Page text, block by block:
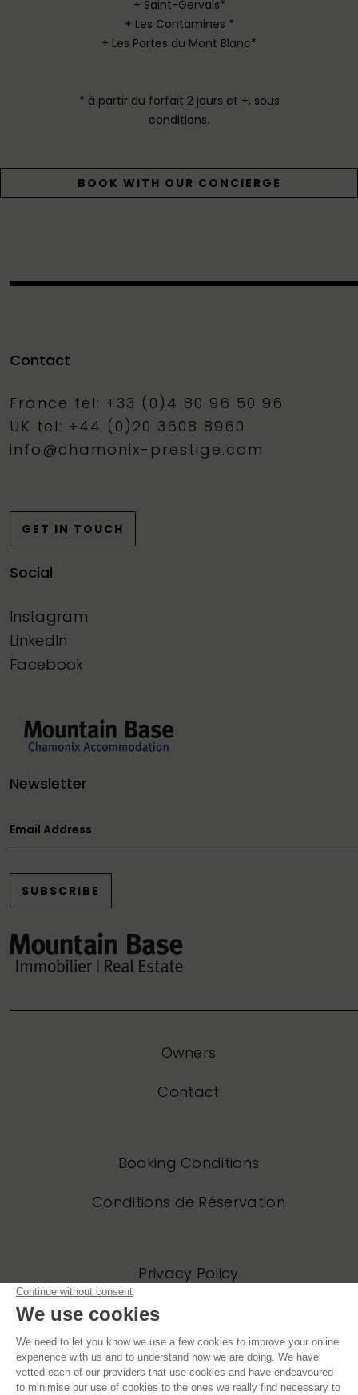
+ Saint-Gervais*
+ Les Contamines *
+ Les Portes du Mont Blanc*
* à partir du forfait 2 jours et +, sous
conditions.
BOOK WITH OUR CONCIERGE
Contact
France tel: +33 (0)4 80 96 50 96
UK tel: +44 (0)20 3608 8960
info@chamonix-prestige.com
GET IN TOUCH
Social
Instagram
LinkedIn
Facebook
Newsletter
Email Address
SUBSCRIBE
Owners
Contact
Booking Conditions
Conditions de Réservation
Privacy Policy
Politique de Confidentialité
Website and all original content copyright © Mountain Base 2006 – 2021, all
rights reserved. Site designed by jonesdesigncreate.com and built byPowder
Blue